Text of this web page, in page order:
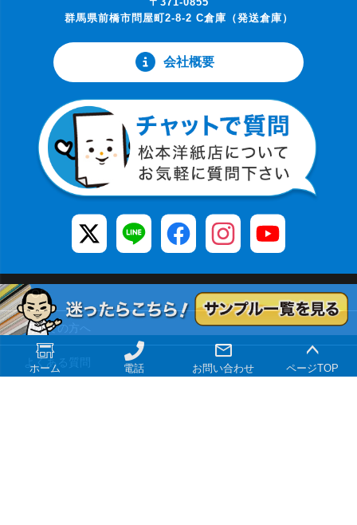
群馬県前橋市問屋町2-8-2 C倉庫（発送倉庫）
会社概要
TOP
初めての方へ
よくある質問
ホーム 電話 お問い合わせ ページTOP